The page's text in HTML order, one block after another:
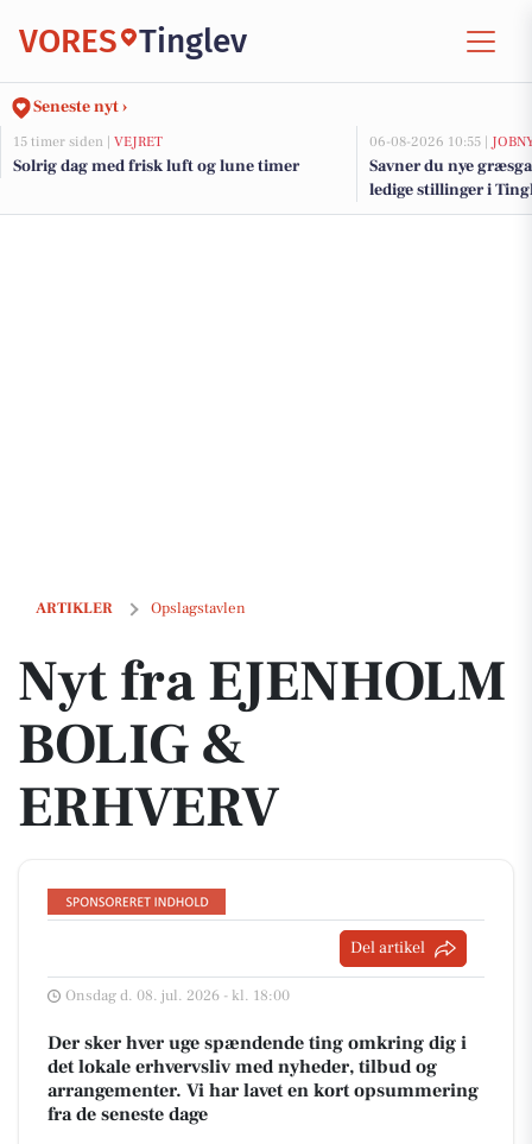
VORES Tinglev
Seneste nyt ›
15 timer siden | VEJRET
Solrig dag med frisk luft og lune timer
06-08-2026 10:55 |
Savner du nye
ledige stillinger i
ARTIKLER Opslagstavlen
Nyt fra EJENHOLM BOLIG & ERHVERV
Nyt fra EJENHOLM
BOLIG &
ERHVERV
Del artikel
Onsdag d. 08. jul. 2026 - kl. 18:00
Der sker hver uge spændende ting omkring dig i
det lokale erhvervsliv med nyheder, tilbud og
arrangementer. Vi har lavet en kort opsummering
fra de seneste dage